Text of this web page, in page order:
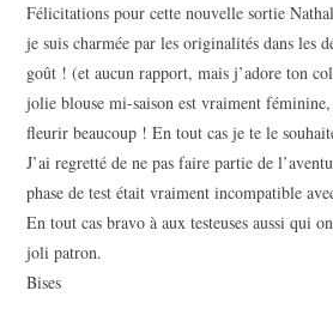
Félicitations pour cette nouvelle sortie
je suis charmée par les originalités dans les
goût ! (et aucun rapport, mais j’adore ton
jolie blouse mi-saison est vraiment
fleurir beaucoup ! En tout cas je te le
J’ai regretté de ne pas faire partie de
phase de test était vraiment incompatible
En tout cas bravo à aux testeuses aussi qui
joli patron.
Bises